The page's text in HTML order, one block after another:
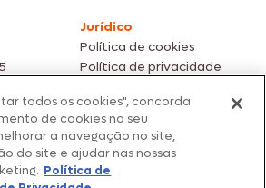
Jurídico
Política de cookies
Política de privacidade
| Ofertas válidas enquanto durarem os
| Vendas sujeitas a análise e confirmação
de pagamento são válidos
efetuadas em nossos parceiros.
todos os cookies", concorda
de cookies no seu
a navegação no site,
do site e ajudar nas nossas
Política de